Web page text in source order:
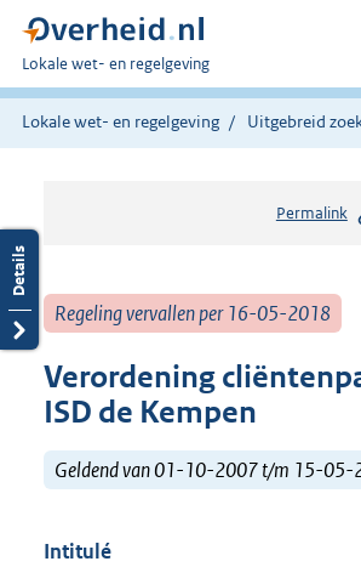
U
bent
hier:
Lokale wet- en regelgeving
Lokale wet- en regelgeving Uitgebreid
Permalink
Regeling vervallen per 16-05-2018
Verordening
ISD de Kempen
Geldend van 01-10-2007 t/m 15-05-
Intitulé